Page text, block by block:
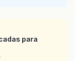
para